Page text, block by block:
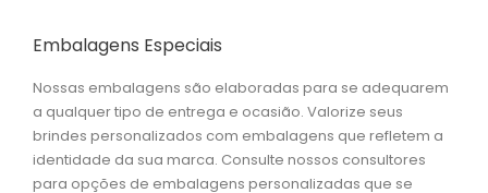
Embalagens Especiais
Nossas embalagens são elaboradas para se adequarem
a qualquer tipo de entrega e ocasião. Valorize seus
brindes personalizados com embalagens que refletem a
identidade da sua marca. Consulte nossos consultores
para opções de embalagens personalizadas que se